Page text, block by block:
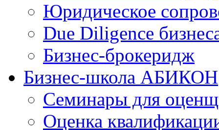
Юридическое
Due Diligence
Бизнес-брокеридж
Бизнес-школа АБИКОН
Семинары для
Оценка